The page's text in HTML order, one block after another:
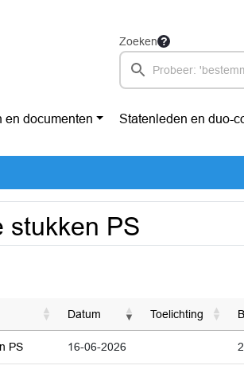
Zoeken
en documenten Statenleden en duo-
stukken PS
Datum Toelichting
PS 16-06-2026